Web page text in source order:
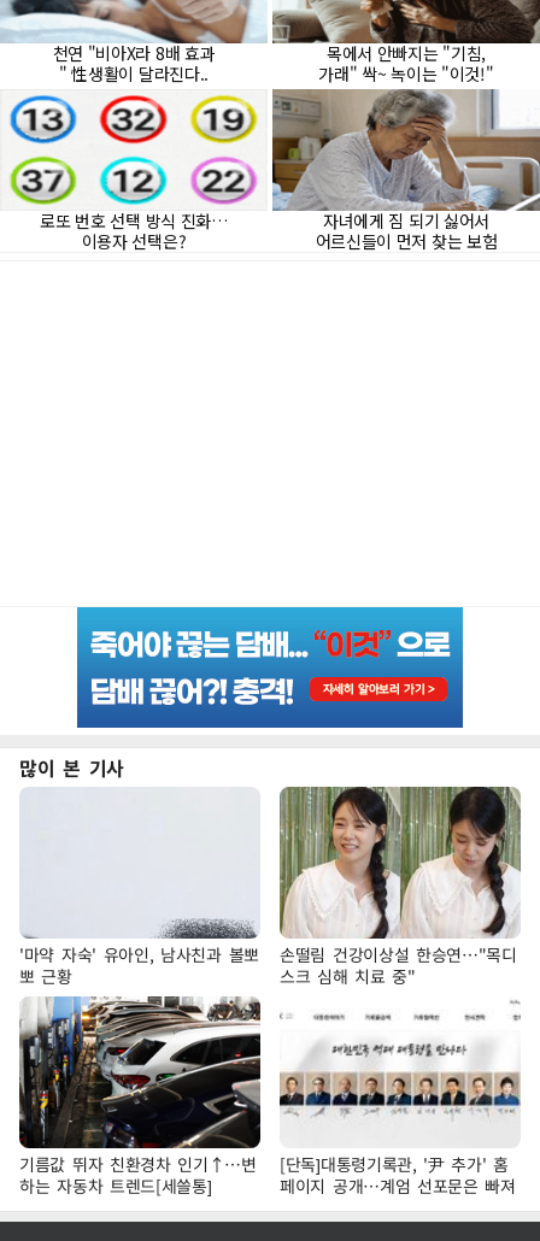
많이 본 기사
'마약 자숙' 유아인, 남사친과 볼뽀
뽀 근황
손떨림 건강이상설 한승연…"목디
스크 심해 치료 중"
기름값 뛰자 친환경차 인기↑…변
하는 자동차 트렌드[세쓸통]
[단독]대통령기록관, '尹 추가' 홈
페이지 공개…계엄 선포문은 빠져